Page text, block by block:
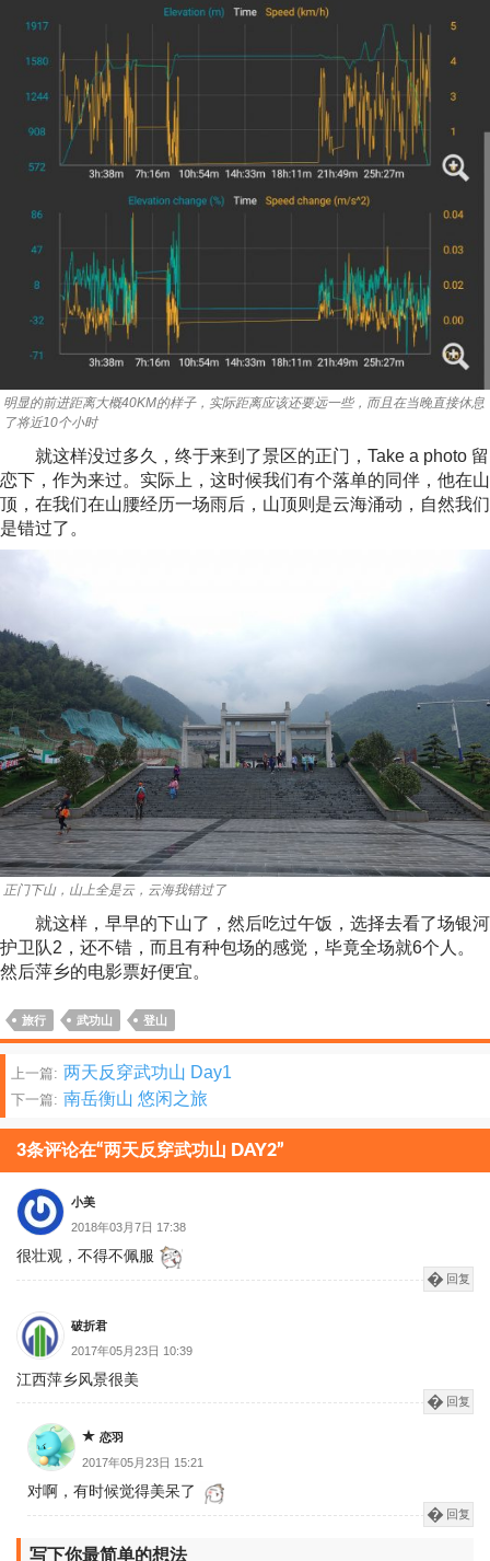
明显的前进距离大概40KM的样子，实际距离应该还要远一些，而且在当晚直接休息
了将近10个小时
就这样没过多久，终于来到了景区的正门，Take a photo 留
恋下，作为来过。实际上，这时候我们有个落单的同伴，他在山
顶，在我们在山腰经历一场雨后，山顶则是云海涌动，自然我们
是错过了。
正门下山，山上全是云，云海我错过了
就这样，早早的下山了，然后吃过午饭，选择去看了场银河
护卫队2，还不错，而且有种包场的感觉，毕竟全场就6个人。
然后萍乡的电影票好便宜。
旅行 武功山 登山
文
章
分
页
上一篇: 两天反穿武功山 Day1
下一篇: 南岳衡山 悠闲之旅
3条评论在“两天反穿武功山 DAY2”
小美
2018年03月7日 17:38
很壮观，不得不佩服
回复
破折君
2017年05月23日 10:39
江西萍乡风景很美
回复
恋羽
2017年05月23日 15:21
对啊，有时候觉得美呆了
回复
写下你最简单的想法